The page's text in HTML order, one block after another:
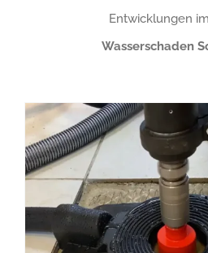
Entwicklungen
Wasserschaden